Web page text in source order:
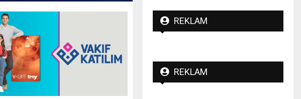
REKLAM
REKLAM